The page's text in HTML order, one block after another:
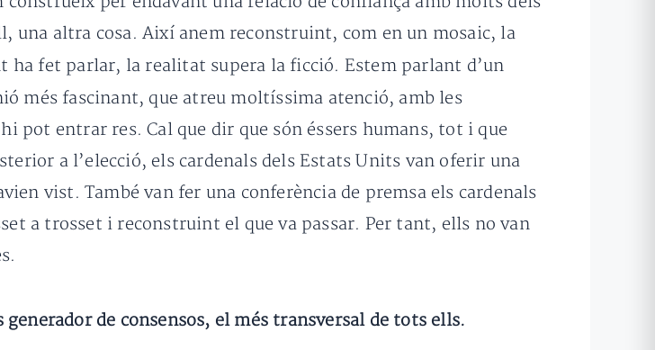
una altra cosa. Així anem reconstruint, com en un mosaic, la
ha fet parlar, la realitat supera la ficció. Estem parlant d’un
més fascinant, que atreu moltíssima atenció, amb les
entrar res. Cal que dir que són éssers humans, tot i que
a l’elecció, els cardenals dels Estats Units van oferir una
vist. També van fer una conferència de premsa els cardenals
a trosset i reconstruint el que va passar. Per tant, ells no van
de consensos, el més transversal de tots ells.